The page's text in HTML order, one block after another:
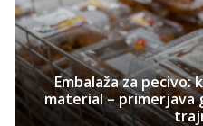
Embalaža za pecivo:
material – primerjava